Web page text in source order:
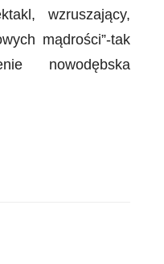
wzruszający,
mądrości”-tak
nowodębska